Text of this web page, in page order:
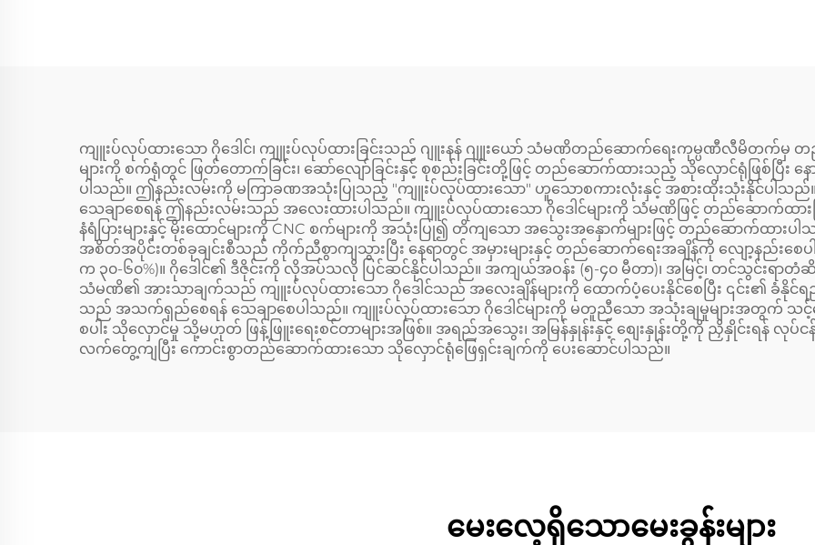
ကျူးပ်လုပ်ထားသော ဂိုဒေါင်၊ ကျူးပ်လုပ်ထားခြင်းသည် ဂျူးနန် ဂျူးယော် သံမဏိတည်ဆောက်ရေးကုမ္ပဏီလီမိတက်
များကို စက်ရုံတွင် ဖြတ်တောက်ခြင်း၊ ဆော်လျော်ခြင်းနှင့် စုစည်းခြင်းတို့ဖြင့် တည်ဆောက်ထားသည့် သိုလှောင်ရုံဖြစ်ပြီ
ပါသည်။ ဤနည်းလမ်းကို မကြာခဏအသုံးပြုသည့် "ကျူးပ်လုပ်ထားသော" ဟူသောစကားလုံးနှင့် အစားထိုးသုံးနိုင်ပ
သေချာစေရန် ဤနည်းလမ်းသည် အလေးထားပါသည်။ ကျူးပ်လုပ်ထားသော ဂိုဒေါင်များကို သံမဏိဖြင့် တည်ဆောက်ထားပြီး
နံရံပြားများနှင့် မိုးထောင်များကို CNC စက်များကို အသုံးပြု၍ တိကျသော အသွေးအနှောက်များဖြင့် တည်ဆောက်
အစိတ်အပိုင်းတစ်ခုချင်းစီသည် ကိုက်ညီစွာကျသွားပြီး နေရာတွင် အမှားများနှင့် တည်ဆောက်ရေးအချိန်ကို လျော့နည်းစေပ
က ၃၀-၆၀%)။ ဂိုဒေါင်၏ ဒီဇိုင်းကို လိုအပ်သလို ပြင်ဆင်နိုင်ပါသည်။ အကျယ်အဝန်း (၅-၄၀ မီတာ)၊ အမြင့်၊ တင်သွင်
သံမဏိ၏ အားသာချက်သည် ကျူးပ်လုပ်ထားသော ဂိုဒေါင်သည် အလေးချိန်များကို ထောက်ပံ့ပေးနိုင်စေပြီး ၎င်း၏ ခံနိုင်ရည်ရှိ
သည် အသက်ရှည်စေရန် သေချာစေပါသည်။ ကျူးပ်လုပ်ထားသော ဂိုဒေါင်များကို မတူညီသော အသုံးချမှုများအတွက် သ
စပါး သိုလှောင်မှု သို့မဟုတ် ဖြန့်ဖြူးရေးစင်တာများအဖြစ်။ အရည်အသွေး၊ အမြန်နှုန်းနှင့် စျေးနှုန်းတို့ကို ညှိနှိုင်းရန် လု
လက်တွေ့ကျပြီး ကောင်းစွာတည်ဆောက်ထားသော သိုလှောင်ရုံဖြေရှင်းချက်ကို ပေးဆောင်ပါသည်။
မေးလေ့ရှိသောမေးခွန်းများ